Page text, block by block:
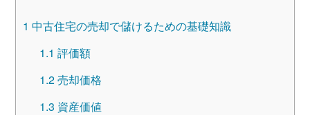
1 中古住宅の売却で儲けるための基礎知識
1.1 評価額
1.2売却価格
1.3 資産価値